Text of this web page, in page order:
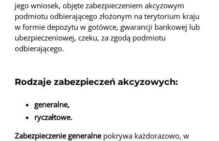
jego wniosek, objęte zabezpieczeniem akcyzowym
podmiotu odbierającego złożonym na terytorium kraju
w formie depozytu w gotówce, gwarancji bankowej lub
ubezpieczeniowej, czeku, za zgodą podmiotu
odbierającego.
Rodzaje zabezpieczeń akcyzowych:
generalne,
ryczałtowe.
Zabezpieczenie generalnepokrywa każdorazowo, w